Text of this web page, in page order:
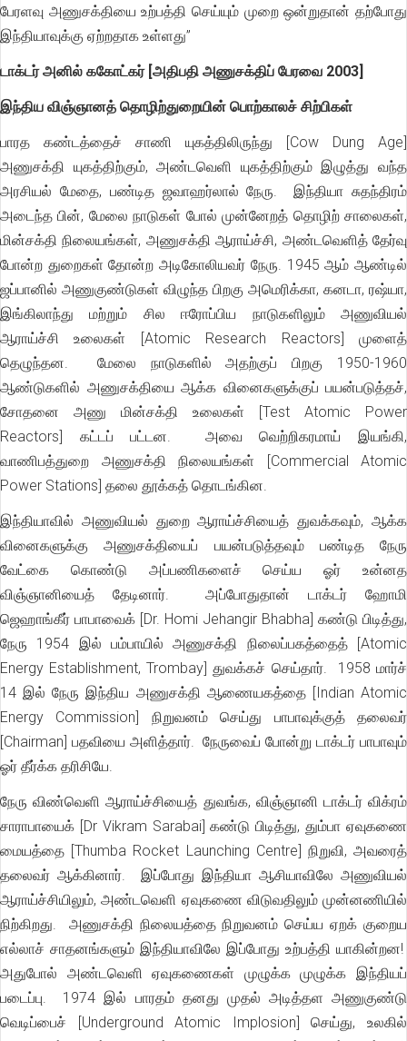
பேரளவு அணுசக்தியை உற்பத்தி செய்யும் முறை ஒன்றுதான் தற்போது
இந்தியாவுக்கு ஏற்றதாக உள்ளது”
டாக்டர் அனில் ககோட்கர் [அதிபதி அணுசக்திப் பேரவை 2003]
இந்திய விஞ்ஞானத் தொழிற்துறையின் பொற்காலச் சிற்பிகள்
பாரத கண்டத்தைச் சாணி யுகத்திலிருந்து [Cow Dung Age]
அணுசக்தி யுகத்திற்கும், அண்டவெளி யுகத்திற்கும் இழுத்து வந்த
அரசியல் மேதை, பண்டித ஜவாஹர்லால் நேரு. இந்தியா சுதந்திரம்
அடைந்த பின், மேலை நாடுகள் போல் முன்னேறத் தொழிற் சாலைகள்,
மின்சக்தி நிலையங்கள், அணுசக்தி ஆராய்ச்சி, அண்டவெளித் தேர்வு
போன்ற துறைகள் தோன்ற அடிகோலியவர் நேரு. 1945 ஆம் ஆண்டில்
ஜப்பானில் அணுகுண்டுகள் விழுந்த பிறகு அமெரிக்கா, கனடா, ரஷ்யா,
இங்கிலாந்து மற்றும் சில ஈரோப்பிய நாடுகளிலும் அணுவியல்
ஆராய்ச்சி உலைகள் [Atomic Research Reactors] முளைத்
தெழுந்தன. மேலை நாடுகளில் அதற்குப் பிறகு 1950-1960
ஆண்டுகளில் அணுசக்தியை ஆக்க வினைகளுக்குப் பயன்படுத்தச்,
சோதனை அணு மின்சக்தி உலைகள் [Test Atomic Power
Reactors] கட்டப் பட்டன. அவை வெற்றிகரமாய் இயங்கி,
வாணிபத்துறை அணுசக்தி நிலையங்கள் [Commercial Atomic
Power Stations] தலை தூக்கத் தொடங்கின.
இந்தியாவில் அணுவியல் துறை ஆராய்ச்சியைத் துவக்கவும், ஆக்க
வினைகளுக்கு அணுசக்தியைப் பயன்படுத்தவும் பண்டித நேரு
வேட்கை கொண்டு அப்பணிகளைச் செய்ய ஓர் உன்னத
விஞ்ஞானியைத் தேடினார். அப்போதுதான் டாக்டர் ஹோமி
ஜெஹாங்கீர் பாபாவைக் [Dr. Homi Jehangir Bhabha] கண்டு பிடித்து,
நேரு 1954 இல் பம்பாயில் அணுசக்தி நிலைப்பகத்தைத் [Atomic
Energy Establishment, Trombay] துவக்கச் செய்தார். 1958 மார்ச்
14 இல் நேரு இந்திய அணுசக்தி ஆணையகத்தை [Indian Atomic
Energy Commission] நிறுவனம் செய்து பாபாவுக்குத் தலைவர்
[Chairman] பதவியை அளித்தார். நேருவைப் போன்று டாக்டர் பாபாவும்
ஓர் தீர்க்க தரிசியே.
நேரு விண்வெளி ஆராய்ச்சியைத் துவங்க, விஞ்ஞானி டாக்டர் விக்ரம்
சாராபாயைக் [Dr Vikram Sarabai] கண்டு பிடித்து, தும்பா ஏவுகணை
மையத்தை [Thumba Rocket Launching Centre] நிறுவி, அவரைத்
தலைவர் ஆக்கினார். இப்போது இந்தியா ஆசியாவிலே அணுவியல்
ஆராய்ச்சியிலும், அண்டவெளி ஏவுகணை விடுவதிலும் முன்னணியில்
நிற்கிறது. அணுசக்தி நிலையத்தை நிறுவனம் செய்ய ஏறக் குறைய
எல்லாச் சாதனங்களும் இந்தியாவிலே இப்போது உற்பத்தி யாகின்றன!
அதுபோல் அண்டவெளி ஏவுகணைகள் முழுக்க முழுக்க இந்தியப்
படைப்பு. 1974 இல் பாரதம் தனது முதல் அடித்தள அணுகுண்டு
வெடிப்பைச் [Underground Atomic Implosion] செய்து, உலகில்